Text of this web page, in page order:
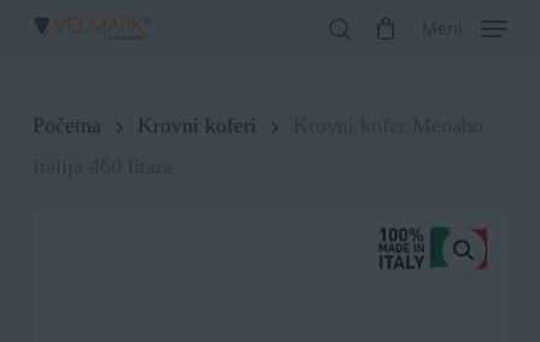
Skip
content
Meni
Početna Krovni koferi